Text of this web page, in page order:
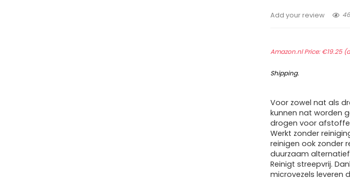
Add your review 46
Amazon.nl Price:€19.25
Shipping.
Voor zowel nat als
kunnen nat worden
drogen voor
Werkt zonder
reinigen ook zonder
duurzaam
Reinigt streepvrij.
microvezels leveren